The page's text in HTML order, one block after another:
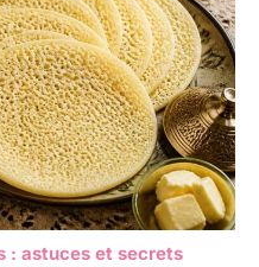
: astuces et secrets